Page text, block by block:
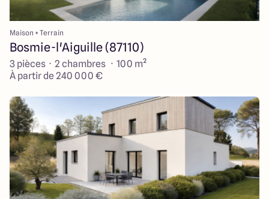
Maison + Terrain
Bosmie-l'Aiguille (87110)
3 pièces · 2 chambres · 100 m²
À partir de 240 000 €